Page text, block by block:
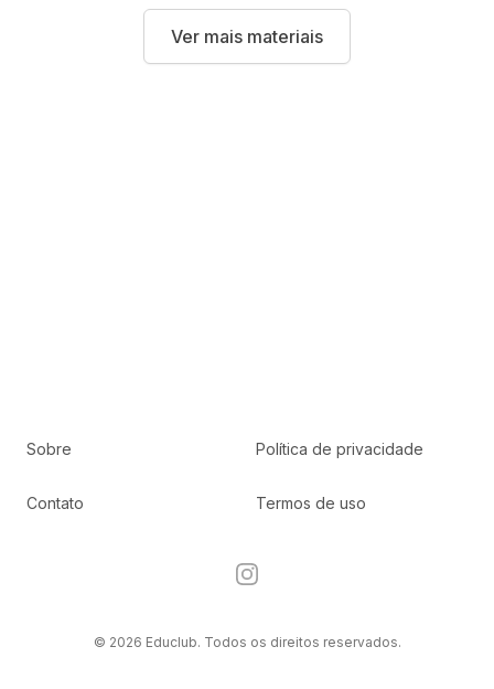
Ver mais materiais
Sobre
Contato
Política de privacidade
Termos de uso
Instagram
© 2026 Educlub. Todos os direitos reservados.